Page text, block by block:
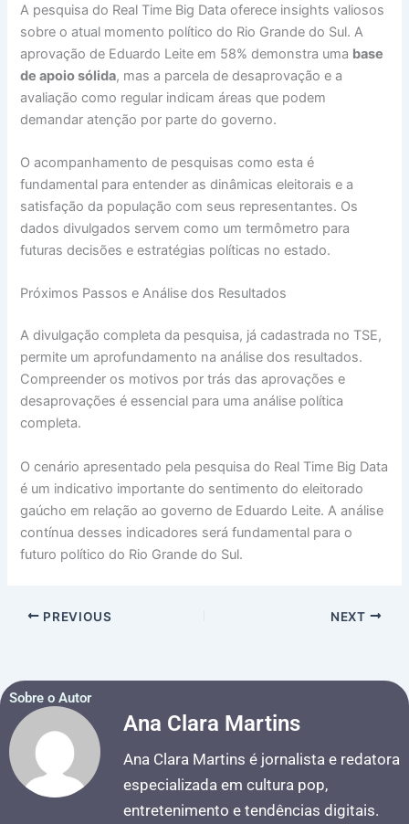
A pesquisa do Real Time Big Data oferece insights valiosos
sobre o atual momento político do Rio Grande do Sul. A
aprovação de Eduardo Leite em 58% demonstra uma base
de apoio sólida, mas a parcela de desaprovação e a
avaliação como regular indicam áreas que podem
demandar atenção por parte do governo.
O acompanhamento de pesquisas como esta é
fundamental para entender as dinâmicas eleitorais e a
satisfação da população com seus representantes. Os
dados divulgados servem como um termômetro para
futuras decisões e estratégias políticas no estado.
Próximos Passos e Análise dos Resultados
A divulgação completa da pesquisa, já cadastrada no TSE,
permite um aprofundamento na análise dos resultados.
Compreender os motivos por trás das aprovações e
desaprovações é essencial para uma análise política
completa.
O cenário apresentado pela pesquisa do Real Time Big Data
é um indicativo importante do sentimento do eleitorado
gaúcho em relação ao governo de Eduardo Leite. A análise
contínua desses indicadores será fundamental para o
futuro político do Rio Grande do Sul.
PREVIOUS NEXT
Sobre o Autor
Ana Clara Martins
Ana Clara Martins é jornalista e redatora
especializada em cultura pop,
entretenimento e tendências digitais.